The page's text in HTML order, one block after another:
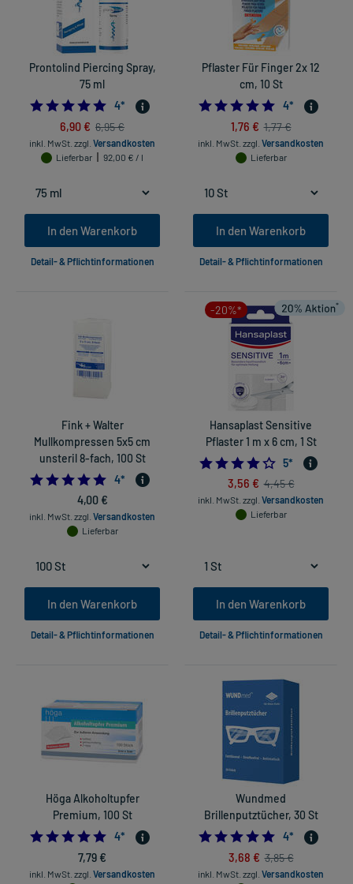
Prontolind Piercing Spray,
75 ml
4.75
4*
6,90 € 6,95 €
inkl. MwSt. zzgl. Versandkosten
Lieferbar
92,00 € / l
In den Warenkorb
Detail- & Pflichtinformationen
Pflaster Für Finger 2x 12
cm, 10 St
4.75
4*
1,76 € 1,77 €
inkl. MwSt. zzgl. Versandkosten
Lieferbar
In den Warenkorb
Detail- & Pflichtinformationen
Fink + Walter
Mullkompressen 5x5 cm
unsteril 8-fach, 100 St
4.75
4*
4,00 €
inkl. MwSt. zzgl. Versandkosten
Lieferbar
In den Warenkorb
Detail- & Pflichtinformationen
-20%*
Hansaplast Sensitive
Pflaster 1 m x 6 cm, 1 St
4.2
5*
3,56 € 4,45 €
inkl. MwSt. zzgl. Versandkosten
Lieferbar
In den Warenkorb
Detail- & Pflichtinformationen
Höga Alkoholtupfer
Premium, 100 St
4.75
4*
7,79 €
inkl. MwSt. zzgl. Versandkosten
Wundmed
Brillenputztücher, 30 St
4.75
4*
3,68 € 3,85 €
inkl. MwSt. zzgl. Versandkosten